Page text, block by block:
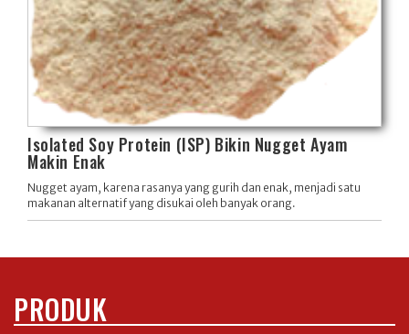
Isolated Soy Protein (ISP) Bikin Nugget Ayam
Makin Enak
Nugget ayam, karena rasanya yang gurih dan enak, menjadi satu
makanan alternatif yang disukai oleh banyak orang.
PRODUK